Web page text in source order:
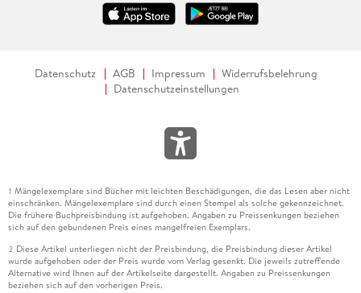
Datenschutz AGB Impressum
Widerrufsbelehrung
Datenschutzeinstellungen
1 Mängelexemplare sind Bücher mit leichten Beschädigungen, die das Lesen aber nicht
einschränken. Mängelexemplare sind durch einen Stempel als solche gekennzeichnet.
Die frühere Buchpreisbindung ist aufgehoben. Angaben zu Preissenkungen beziehen
sich auf den gebundenen Preis eines mangelfreien Exemplars.
2 Diese Artikel unterliegen nicht der Preisbindung, die Preisbindung dieser Artikel
wurde aufgehoben oder der Preis wurde vom Verlag gesenkt. Die jeweils zutreffende
Alternative wird Ihnen auf der Artikelseite dargestellt. Angaben zu Preissenkungen
beziehen sich auf den vorherigen Preis.